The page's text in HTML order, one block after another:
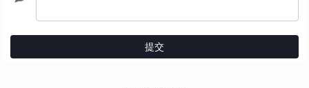
提交